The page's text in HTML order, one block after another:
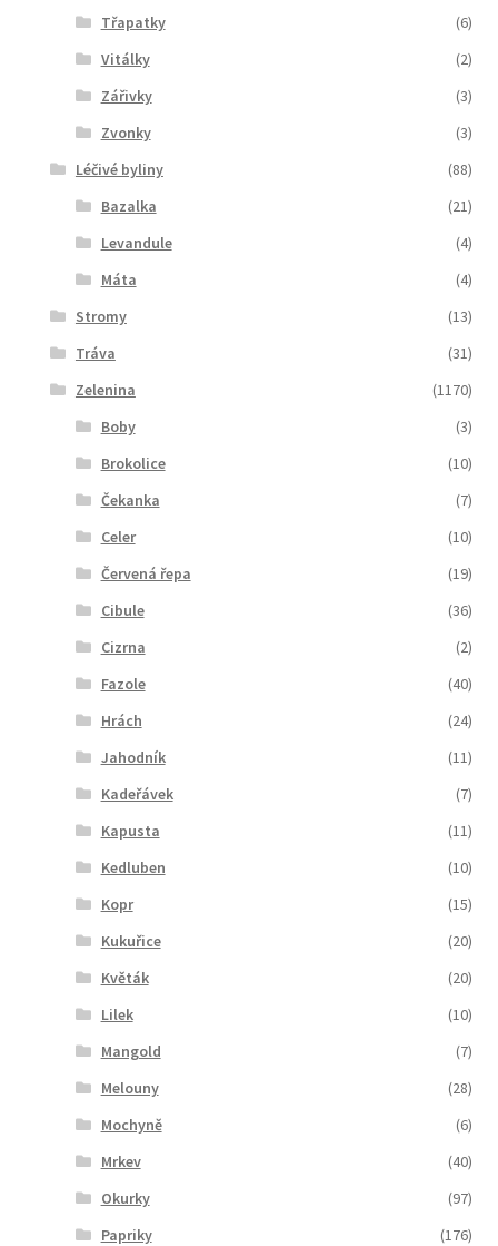
Třapatky
(6)
Vitálky
(2)
Zářivky
(3)
Zvonky
(3)
Léčivé byliny
(88)
Bazalka
(21)
Levandule
(4)
Máta
(4)
Stromy
(13)
Tráva
(31)
Zelenina
(1170)
Boby
(3)
Brokolice
(10)
Čekanka
(7)
Celer
(10)
Červená řepa
(19)
Cibule
(36)
Cizrna
(2)
Fazole
(40)
Hrách
(24)
Jahodník
(11)
Kadeřávek
(7)
Kapusta
(11)
Kedluben
(10)
Kopr
(15)
Kukuřice
(20)
Květák
(20)
Lilek
(10)
Mangold
(7)
Melouny
(28)
Mochyně
(6)
Mrkev
(40)
Okurky
(97)
Papriky
(176)